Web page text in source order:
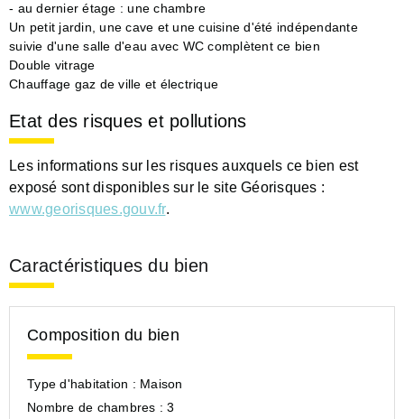
- au dernier étage : une chambre
Un petit jardin, une cave et une cuisine d'été indépendante
suivie d'une salle d'eau avec WC complètent ce bien
Double vitrage
Chauffage gaz de ville et électrique
Etat des risques et pollutions
Les informations sur les risques auxquels ce bien est
exposé sont disponibles sur le site Géorisques :
www.georisques.gouv.fr.
Caractéristiques du bien
Composition du bien
Type d'habitation : Maison
Nombre de chambres :3